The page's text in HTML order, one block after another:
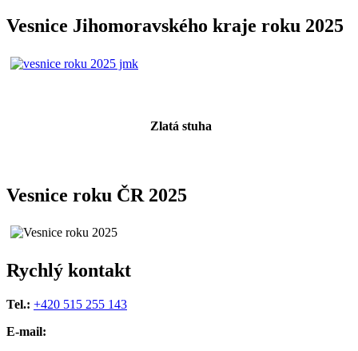
Vesnice Jihomoravského kraje roku 2025
Zlatá stuha
Vesnice roku ČR 2025
Rychlý kontakt
Tel.: +420 515 255 143
E-mail: